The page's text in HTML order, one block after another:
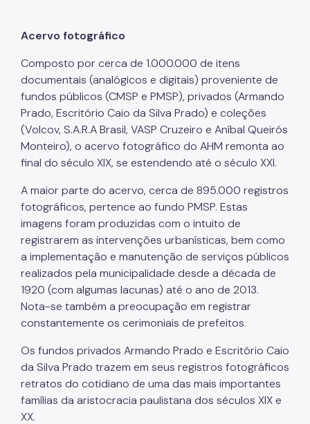
Acervo fotográfico
Composto por cerca de 1.000.000 de itens
documentais (analógicos e digitais) proveniente de
fundos públicos (CMSP e PMSP), privados (Armando
Prado, Escritório Caio da Silva Prado) e coleções
(Volcov, S.A.R.A Brasil, VASP Cruzeiro e Aníbal Queirós
Monteiro), o acervo fotográfico do AHM remonta ao
final do século XIX, se estendendo até o século XXI.
A maior parte do acervo, cerca de 895.000 registros
fotográficos, pertence ao fundo PMSP. Estas
imagens foram produzidas com o intuito de
registrarem as intervenções urbanísticas, bem como
a implementação e manutenção de serviços públicos
realizados pela municipalidade desde a década de
1920 (com algumas lacunas) até o ano de 2013.
Nota-se também a preocupação em registrar
constantemente os cerimoniais de prefeitos.
Os fundos privados Armando Prado e Escritório Caio
da Silva Prado trazem em seus registros fotográficos
retratos do cotidiano de uma das mais importantes
famílias da aristocracia paulistana dos séculos XIX e
XX.